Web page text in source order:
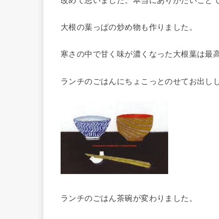
大根の葉っぱの炒め物も作りました。
寒さの中で甘く味が濃くなった大根葉は最
ランチのごはんにちょこっとのせてお出し
ランチのごはん茶碗が変わりました。